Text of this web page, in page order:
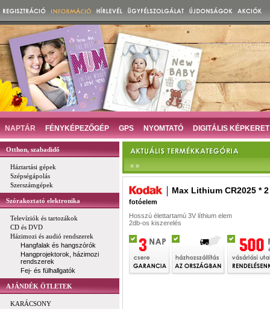
NAPTÁR FÉNYKÉPEZŐGÉP GPS NYOMTATÓ DIGITÁLIS KÉPKERET
Otthon, szabadidő
Háztartási gépek
Szépségápolás
Szerszámgépek
Szórakoztató elektronika
Televíziók és tartozákok
CD és DVD
Házimozi és audió rendszerek
Hangfalak és hangszórók
Hangprojektorok, házimozi
rendszerek
Fej- és fülhallgatók
AJÁNDÉK ÖTLETEK
KARÁCSONY
» »
Max Lithium CR2025 * 2
fotóelem
Hosszú élettartamú 3V líthium elem
2db-os kiszerelés